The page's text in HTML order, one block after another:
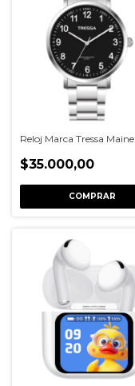
Reloj Marca Tressa Maine
$35.000,00